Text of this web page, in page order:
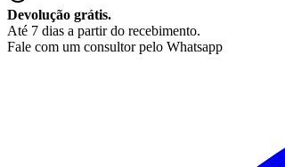
Devolução grátis.
Até 7 dias a partir do recebimento.
Fale com um consultor pelo Whatsapp